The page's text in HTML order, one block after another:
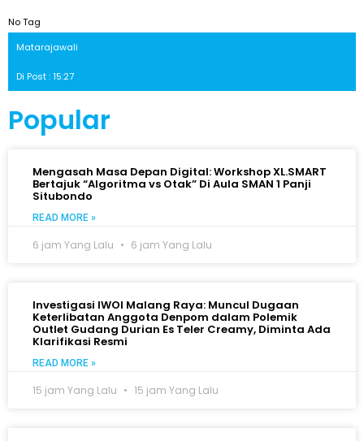
No Tag
Matarajawali
Di Post : 15:27
Popular
Mengasah Masa Depan Digital: Workshop XL.SMART
Bertajuk “Algoritma vs Otak” Di Aula SMAN 1 Panji
Situbondo
READ MORE »
6 jam Yang Lalu 6 jam Yang Lalu
Investigasi IWOI Malang Raya: Muncul Dugaan
Keterlibatan Anggota Denpom dalam Polemik
Outlet Gudang Durian Es Teler Creamy, Diminta Ada
Klarifikasi Resmi
READ MORE »
15 jam Yang Lalu 15 jam Yang Lalu